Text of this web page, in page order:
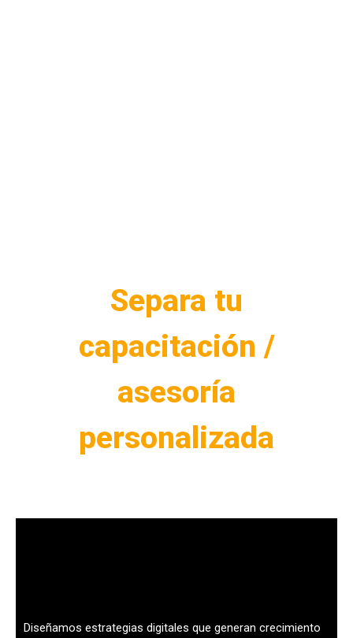
Separa tu
capacitación /
asesoría
personalizada
Diseñamos estrategias digitales que generan crecimiento